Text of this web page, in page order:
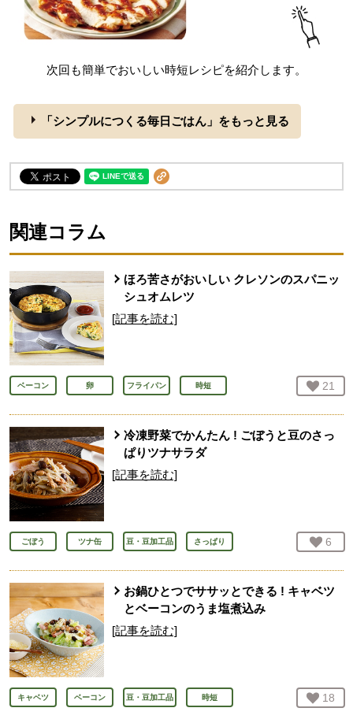
次回も簡単でおいしい時短レシピを紹介します。
「シンプルにつくる毎日ごはん」をもっと見る
関連コラム
ほろ苦さがおいしい クレソンのスパニッ
シュオムレツ
[記事を読む]
ベーコン 卵 フライパン 時短 お気
21
冷凍野菜でかんたん ! ごぼうと豆のさっ
ぱりツナサラダ
[記事を読む]
ごぼう ツナ缶 豆・豆加工品 さっぱり お気
6
お鍋ひとつでササッとできる ! キャベツ
とベーコンのうま塩煮込み
[記事を読む]
キャベツ ベーコン 豆・豆加工品 時短 お気
18